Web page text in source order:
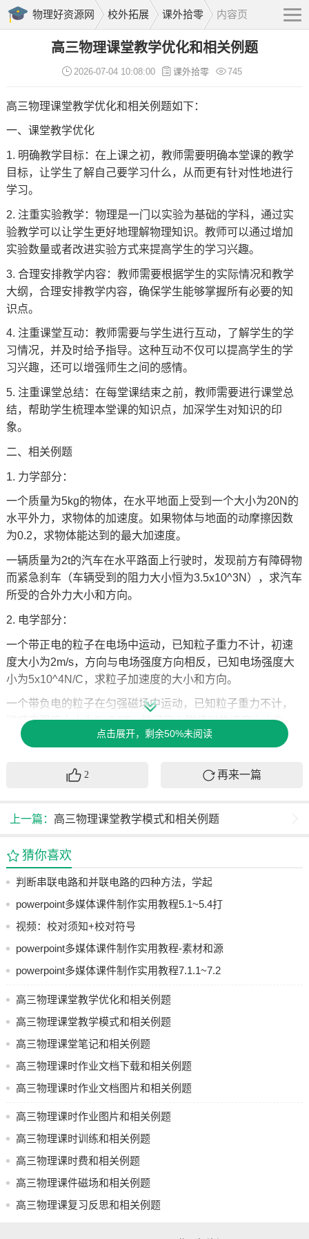
物理好资源网 校外拓展 课外拾零 内容页
高三物理课堂教学优化和相关例题
2026-07-04 10:08:00 课外拾零 745
高三物理课堂教学优化和相关例题如下：
一、课堂教学优化
1. 明确教学目标：在上课之初，教师需要明确本堂课的教学
目标，让学生了解自己要学习什么，从而更有针对性地进行
学习。
2. 注重实验教学：物理是一门以实验为基础的学科，通过实
验教学可以让学生更好地理解物理知识。教师可以通过增加
实验数量或者改进实验方式来提高学生的学习兴趣。
3. 合理安排教学内容：教师需要根据学生的实际情况和教学
大纲，合理安排教学内容，确保学生能够掌握所有必要的知
识点。
4. 注重课堂互动：教师需要与学生进行互动，了解学生的学
习情况，并及时给予指导。这种互动不仅可以提高学生的学
习兴趣，还可以增强师生之间的感情。
5. 注重课堂总结：在每堂课结束之前，教师需要进行课堂总
结，帮助学生梳理本堂课的知识点，加深学生对知识的印
象。
二、相关例题
1. 力学部分：
一个质量为5kg的物体，在水平地面上受到一个大小为20N的
水平外力，求物体的加速度。如果物体与地面的动摩擦因数
为0.2，求物体能达到的最大加速度。
一辆质量为2t的汽车在水平路面上行驶时，发现前方有障碍物
而紧急刹车（车辆受到的阻力大小恒为3.5x10^3N），求汽车
所受的合外力大小和方向。
2. 电学部分：
一个带正电的粒子在电场中运动，已知粒子重力不计，初速
度大小为2m/s，方向与电场强度方向相反，已知电场强度大
小为5x10^4N/C，求粒子加速度的大小和方向。
一个带负电的粒子在匀强磁场中运动，已知粒子重力不计，
磁感应强度大小为B=0.2T，粒子飞入磁场时的速度大小为
v=5m/s，方向与磁场方向垂直，求粒子在磁场中的轨道半径
这些例题涵盖了高中物理的主要知识点和能力要求，可以帮
度适中，适合作为课堂练习或者课后作业。
1. 明确教学目标：确保学生理解并掌握核心概念和技能。
2. 精选例题：选择具有代表性的例题，帮助学生巩固知识。
3. 小组讨论：鼓励学生积极参与小组讨论，培养合作精神。
大小为2m/s^2，求物体在某10s内的位移。
解答：根据匀变速直线运动规律，可求得物体在10s末的速度
为：v=v0+at=10-2×10=-10m/s
所以物体在某10s内的位移为：x=v(t+Δt)+1/2at²=
(-10)×(10+10)+1/2×(-2)×(10²)=-30m
例题2：一个质量为5kg的物体，在水平地面上受到一个大小
为20N的水平外力，求物体的加速度。
解答：根据牛顿第二定律，物体的加速度为：a=F合/m=(F-F
其中f为物体与地面的摩擦力。
点击展开，剩余50%未阅读
2 再来一篇
上一篇： 高三物理课堂教学模式和相关例题
猜你喜欢
判断串联电路和并联电路的四种方法，学起
来！
powerpoint多媒体课件制作实用教程5.1~5.4打
包共享
视频：校对须知+校对符号
powerpoint多媒体课件制作实用教程-素材和源
文件
powerpoint多媒体课件制作实用教程7.1.1~7.2
打包共享
高三物理课堂教学优化和相关例题
高三物理课堂教学模式和相关例题
高三物理课堂笔记和相关例题
高三物理课时作业文档下载和相关例题
高三物理课时作业文档图片和相关例题
高三物理课时作业图片和相关例题
高三物理课时训练和相关例题
高三物理课时费和相关例题
高三物理课件磁场和相关例题
高三物理课复习反思和相关例题